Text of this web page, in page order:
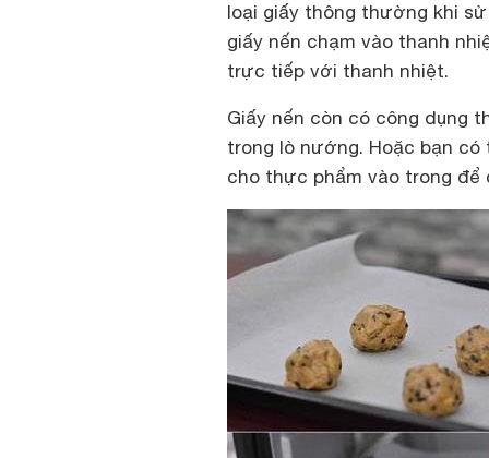
loại giấy thông thường khi
giấy nến chạm vào thanh
trực tiếp với thanh nhiệt.
Giấy nến còn có công dụng
trong lò nướng. Hoặc bạn
cho thực phẩm vào trong để